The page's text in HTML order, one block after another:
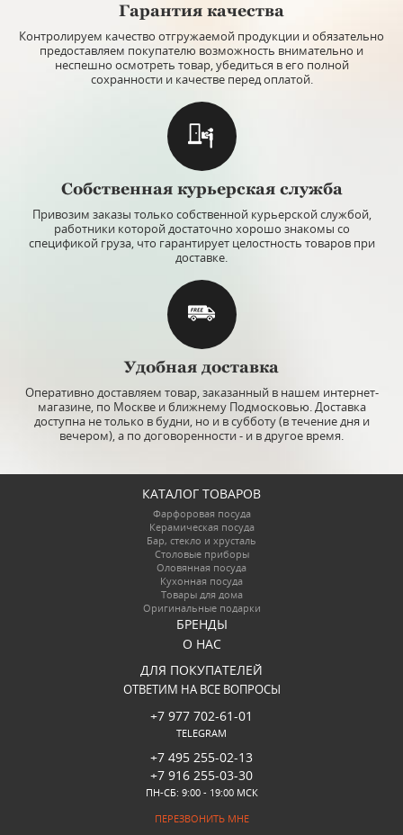
Гарантия качества
Контролируем качество отгружаемой продукции и обязательно
предоставляем покупателю возможность внимательно и
неспешно осмотреть товар, убедиться в его полной
сохранности и качестве перед оплатой.
Собственная курьерская служба
Привозим заказы только собственной курьерской службой,
работники которой достаточно хорошо знакомы со
спецификой груза, что гарантирует целостность товаров при
доставке.
Удобная доставка
Оперативно доставляем товар, заказанный в нашем интернет-
магазине, по Москве и ближнему Подмосковью. Доставка
доступна не только в будни, но и в субботу (в течение дня и
вечером), а по договоренности - и в другое время.
КАТАЛОГ ТОВАРОВ
Фарфоровая посуда
Керамическая посуда
Бар, стекло и хрусталь
Столовые приборы
Оловянная посуда
Кухонная посуда
Товары для дома
Оригинальные подарки
БРЕНДЫ
О НАС
ДЛЯ ПОКУПАТЕЛЕЙ
ОТВЕТИМ НА ВСЕ ВОПРОСЫ
+7 977 702-61-01
TELEGRAM
+7 495 255-02-13
+7 916 255-03-30
ПН-СБ: 9:00 - 19:00 МСК
ПЕРЕЗВОНИТЬ МНЕ